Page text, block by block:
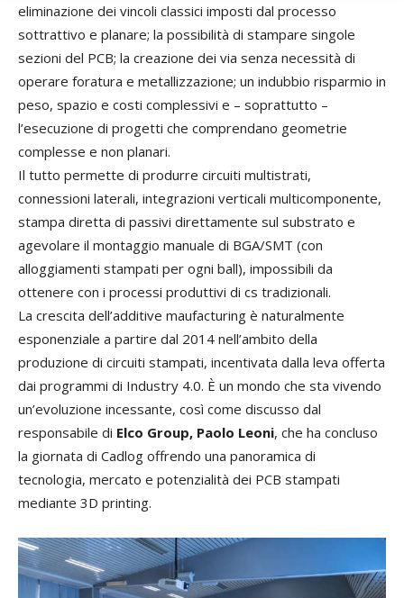
eliminazione dei vincoli classici imposti dal processo
sottrattivo e planare; la possibilità di stampare singole
sezioni del PCB; la creazione dei via senza necessità di
operare foratura e metallizzazione; un indubbio risparmio in
peso, spazio e costi complessivi e – soprattutto –
l’esecuzione di progetti che comprendano geometrie
complesse e non planari.
Il tutto permette di produrre circuiti multistrati,
connessioni laterali, integrazioni verticali multicomponente,
stampa diretta di passivi direttamente sul substrato e
agevolare il montaggio manuale di BGA/SMT (con
alloggiamenti stampati per ogni ball), impossibili da
ottenere con i processi produttivi di cs tradizionali.
La crescita dell’additive maufacturing è naturalmente
esponenziale a partire dal 2014 nell’ambito della
produzione di circuiti stampati, incentivata dalla leva offerta
dai programmi di Industry 4.0. È un mondo che sta vivendo
un’evoluzione incessante, così come discusso dal
responsabile di Elco Group, Paolo Leoni, che ha concluso
la giornata di Cadlog offrendo una panoramica di
tecnologia, mercato e potenzialità dei PCB stampati
mediante 3D printing.